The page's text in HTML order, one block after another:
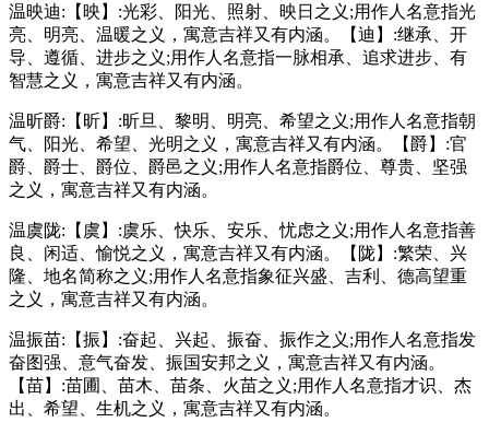
温映迪:【映】:光彩、阳光、照射、映日之义;用作人名意指光
亮、明亮、温暖之义，寓意吉祥又有内涵。【迪】:继承、开
导、遵循、进步之义;用作人名意指一脉相承、追求进步、有
智慧之义，寓意吉祥又有内涵。
温昕爵:【昕】:昕旦、黎明、明亮、希望之义;用作人名意指朝
气、阳光、希望、光明之义，寓意吉祥又有内涵。【爵】:官
爵、爵士、爵位、爵邑之义;用作人名意指爵位、尊贵、坚强
之义，寓意吉祥又有内涵。
温虞陇:【虞】:虞乐、快乐、安乐、忧虑之义;用作人名意指善
良、闲适、愉悦之义，寓意吉祥又有内涵。【陇】:繁荣、兴
隆、地名简称之义;用作人名意指象征兴盛、吉利、德高望重
之义，寓意吉祥又有内涵。
温振苗:【振】:奋起、兴起、振奋、振作之义;用作人名意指发
奋图强、意气奋发、振国安邦之义，寓意吉祥又有内涵。
【苗】:苗圃、苗木、苗条、火苗之义;用作人名意指才识、杰
出、希望、生机之义，寓意吉祥又有内涵。